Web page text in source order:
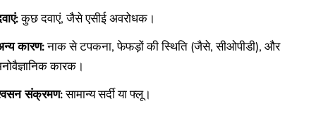
कुछ दवाएं, जैसे एसीई अवरोधक।
कारण:नाक से टपकना, फेफड़ों की स्थिति (जैसे, सीओपीडी), और
कारक।
संक्रमण:सामान्य सर्दी या फ्लू।